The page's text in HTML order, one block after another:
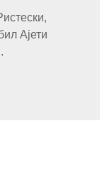
Ајети